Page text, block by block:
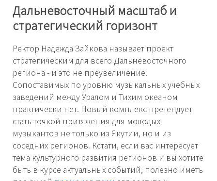
Дальневосточный масштаб и
стратегический горизонт
Ректор Надежда Зайкова называет проект
стратегическим для всего Дальневосточного
региона - и это не преувеличение.
Сопоставимых по уровню музыкальных учебных
заведений между Уралом и Тихим океаном
практически нет. Новый комплекс претендует
стать точкой притяжения для молодых
музыкантов не только из Якутии, но и из
соседних регионов. Кстати, если вас интересует
тема культурного развития регионов и вы хотите
быть в курсе актуальных событий, полезно иметь